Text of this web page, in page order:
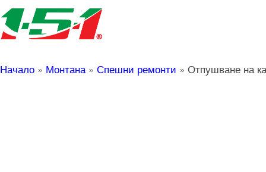
Начало » Монтана» Спешни ремонти » Отпушване на